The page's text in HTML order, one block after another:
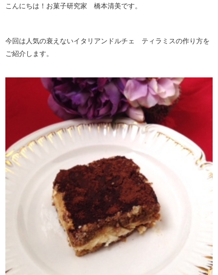
こんにちは！お菓子研究家 橋本清美です。
今回は人気の衰えないイタリアンドルチェ ティラミスの作り方を
ご紹介します。